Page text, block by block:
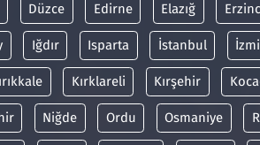
Düzce Edirne Elazığ
Iğdır Isparta İstanbul
Kırklareli Kırşehir
Niğde Ordu Osmaniye